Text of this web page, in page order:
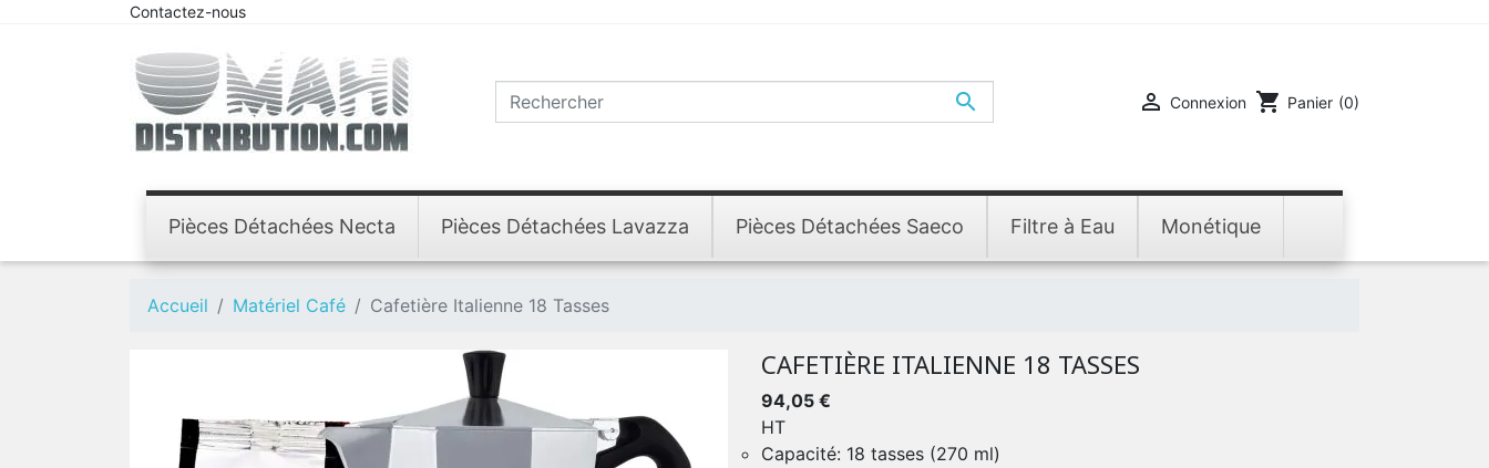
Contactez-nous
  Connexion shopping_cart Panier (0)
Pièces Détachées Necta Pièces Détachées Lavazza Pièces Détachées Saeco Filtre à Eau Monétique
Accueil Matériel Café Cafetière Italienne 18 Tasses
CAFETIÈRE ITALIENNE 18 TASSES
94,05 €
HT
Capacité: 18 tasses (270 ml)